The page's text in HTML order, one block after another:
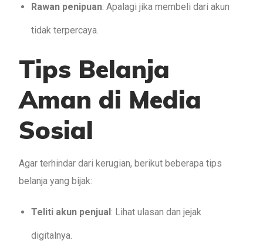
Rawan penipuan: Apalagi jika membeli dari akun
tidak terpercaya.
Tips Belanja
Aman di Media
Sosial
Agar terhindar dari kerugian, berikut beberapa tips
belanja yang bijak:
Teliti akun penjual: Lihat ulasan dan jejak
digitalnya.